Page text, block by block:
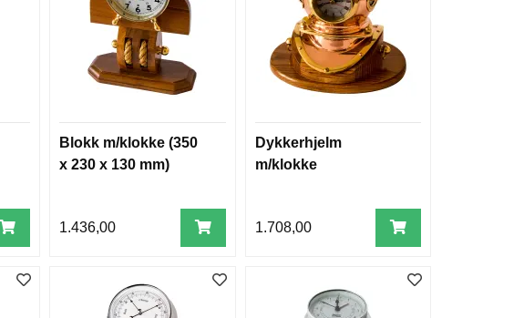
Blokk m/klokke (350
x 230 x 130 mm)
1.436,00
Dykkerhjelm
m/klokke
1.708,00